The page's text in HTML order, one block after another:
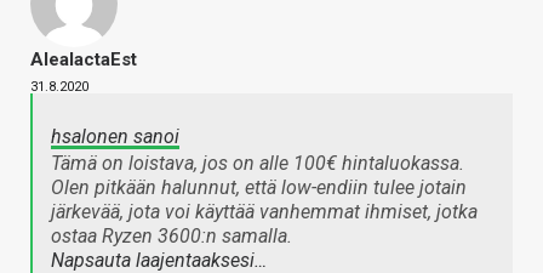
AleaIactaEst
31.8.2020
hsalonen sanoi
Tämä on loistava, jos on alle 100€ hintaluokassa.
Olen pitkään halunnut, että low-endiin tulee jotain
järkevää, jota voi käyttää vanhemmat ihmiset, jotka
ostaa Ryzen 3600:n samalla.
Napsauta laajentaaksesi…